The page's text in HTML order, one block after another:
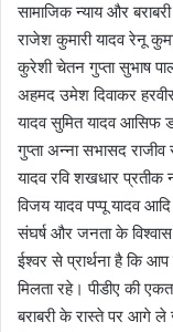
सामाजिक न्याय और
राजेश कुमारी यादव रेनू
कुरेशी चेतन गुप्ता सुभाष
अहमद उमेश दिवाकर
यादव सुमित यादव आसिफ
गुप्ता अन्ना सभासद
यादव रवि शखधार प्रतीक
विजय यादव पप्पू यादव
संघर्ष और जनता के विश्वास
ईश्वर से प्रार्थना है कि
मिलता रहे। पीडीए की
बराबरी के रास्ते पर आगे ले